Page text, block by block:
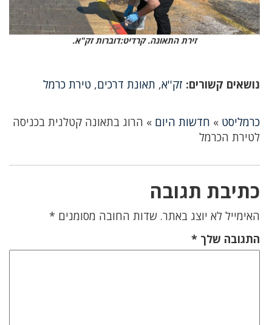
זירת התאונה. קרדיט:דוברות זק"א.
נושאים קשורים: זק''א, תאונת דרכים, טירת כרמל
כרמליסט » חדשות היום » הרוג בתאונה קטלנית בכניסה
לטירת הכרמל
כתיבת תגובה
האימייל לא יוצג באתר. שדות החובה מסומנים *
התגובה שלך *